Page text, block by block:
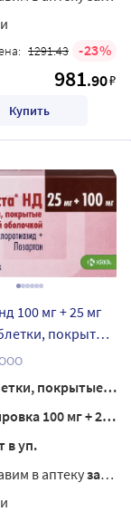
1291.43 23
981.90₽
Купить
100 мг + 25 мг
покрытые
оболочкой
пленочной оболочкой
100 мг + 25 мг
в уп.
в аптекузавтра